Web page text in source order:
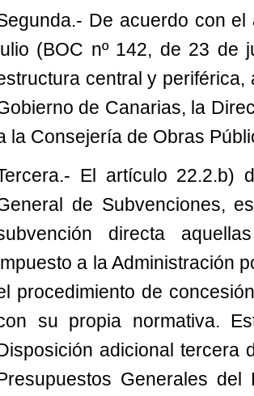
De acuerdo con
(BOC nº 142, de 23 de
central y
de Canarias, la
la Consejería de Obras
El artículo 22.2.b)
de Subvenciones,
directa
a la Administración
procedimiento de
su propia normativa.
adicional tercera
Generales